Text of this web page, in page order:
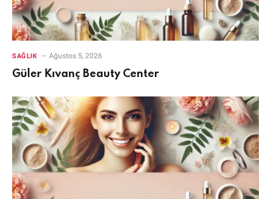
SAĞLIK Ağustos 5, 2026
Güler Kıvanç Beauty Center